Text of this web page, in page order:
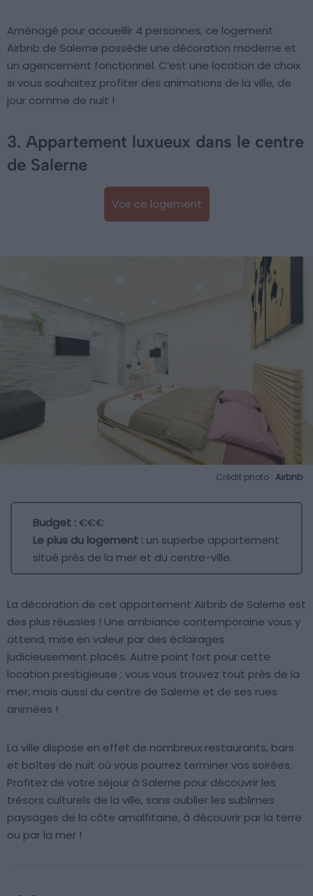
Aménagé pour accueillir 4 personnes, ce logement
Airbnb de Salerne possède une décoration moderne et
un agencement fonctionnel. C’est une location de choix
si vous souhaitez profiter des animations de la ville, de
jour comme de nuit !
3. Appartement luxueux dans le centre
de Salerne
Voir ce logement
Crédit photo : Airbnb
Budget :€€€
Le plus du logement : un superbe appartement
situé près de la mer et du centre-ville.
La décoration de cet appartement Airbnb de Salerne est
des plus réussies ! Une ambiance contemporaine vous y
attend, mise en valeur par des éclairages
judicieusement placés. Autre point fort pour cette
location prestigieuse : vous vous trouvez tout près de la
mer, mais aussi du centre de Salerne et de ses rues
animées !
La ville dispose en effet de nombreux restaurants, bars
et boîtes de nuit où vous pourrez terminer vos soirées.
Profitez de votre séjour à Salerne pour découvrir les
trésors culturels de la ville, sans oublier les sublimes
paysages de la côte amalfitaine, à découvrir par la terre
ou par la mer !